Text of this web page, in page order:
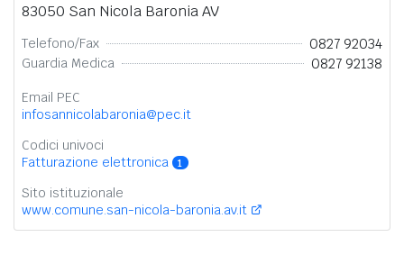
83050 San Nicola Baronia AV
Telefono/Fax 0827 92034
Guardia Medica 0827 92138
Email PEC
infosannicolabaronia@pec.it
Codici univoci
Fatturazione elettronica
1
Sito istituzionale
www.comune.san-nicola-baronia.av.it